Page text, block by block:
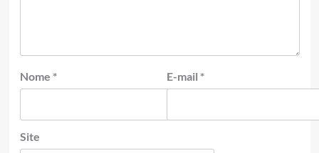
Nome * E-mail *
Site